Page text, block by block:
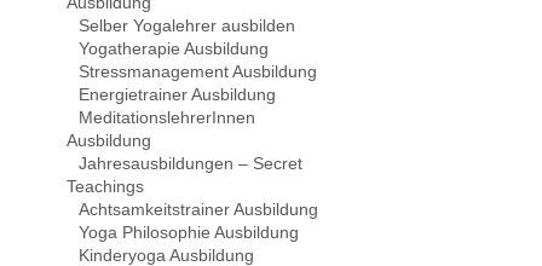
Selber Yogalehrer ausbilden
Yogatherapie Ausbildung
Stressmanagement Ausbildung
Energietrainer Ausbildung
MeditationslehrerInnen
Ausbildung
Jahresausbildungen – Secret
Teachings
Achtsamkeitstrainer Ausbildung
Yoga Philosophie Ausbildung
Kinderyoga Ausbildung